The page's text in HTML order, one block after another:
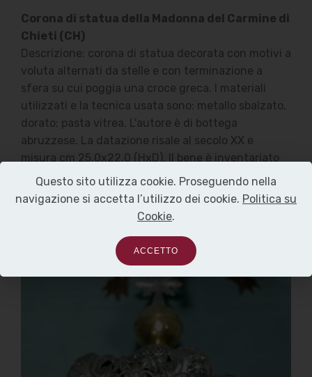
Corona di statua della Madonna del Carmine di
Chieti (CH)
Descrizione: corona di statua decorata con motivi a
voluta alternati da stelle e con terminazione a
sfera su cui poggia una croce greca. I materiali
utilizzati e la tecnica usata sono: metallo sbalzato,
dorato; pasta vitrea. L'autore è di bottega
abruzzese. La datazione risale al secolo XX e
misura cm 25.0x22.0 (HxD). Il bene è inventariato
nei beni storici e artistici della Diocesi di Chieti -
Vasto (CH).
Questo sito utilizza cookie. Proseguendo nella
navigazione si accetta l’utilizzo dei cookie. Politica su
Cookie.
ACCETTO